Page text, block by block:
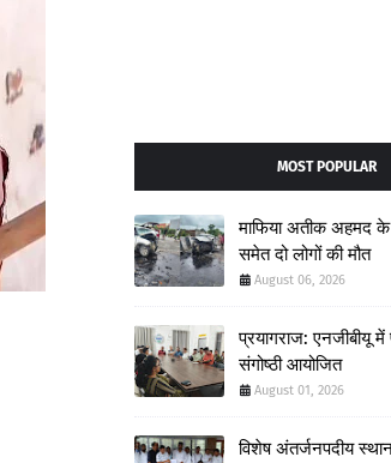
MOST POPULAR
माफिया अतीक अहमद
समेत दो लोगों की मौत
August 06, 2026
प्रयागराज: एनजीबीयू
संगोष्ठी आयोजित
August 01, 2026
विशेष अंतर्जनपदीय